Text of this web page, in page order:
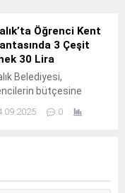
Öğrenci Kent
3 Çeşit
30 Lira
Belediyesi,
bütçesine
yıl hizmete
0